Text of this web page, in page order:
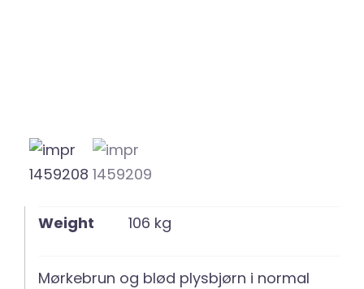
Weight 106 kg
Mørkebrun og blød plysbjørn i normal